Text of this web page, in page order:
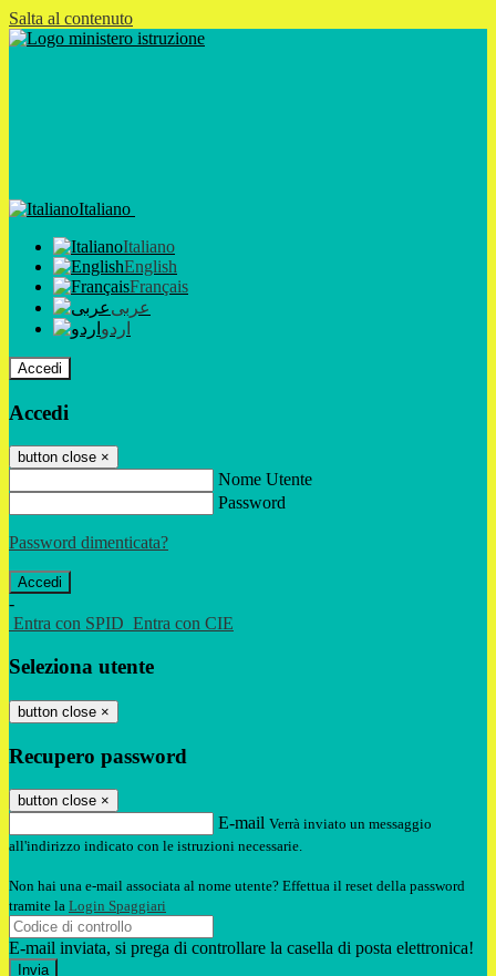
Salta al contenuto
Italiano
Italiano
English
Français
عربى
اردو
Accedi
Accedi
button close ×
Nome Utente
Password
Password dimenticata?
-
Entra con SPID Entra con CIE
Seleziona utente
button close ×
Recupero password
button close ×
E-mail Verrà inviato un messaggio
all'indirizzo indicato con le istruzioni necessarie.
Non hai una e-mail associata al nome utente? Effettua il reset della password
tramite la Login Spaggiari
E-mail inviata, si prega di controllare la casella di posta elettronica!